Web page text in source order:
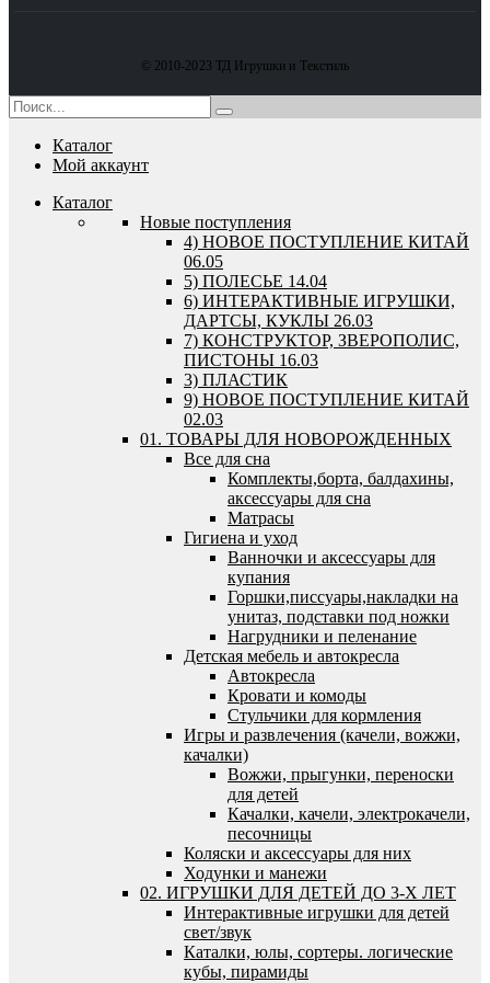
© 2010-2023 ТД Игрушки и Текстиль
Каталог
Мой аккаунт
Каталог
Новые поступления
4) НОВОЕ ПОСТУПЛЕНИЕ КИТАЙ
06.05
5) ПОЛЕСЬЕ 14.04
6) ИНТЕРАКТИВНЫЕ ИГРУШКИ,
ДАРТСЫ, КУКЛЫ 26.03
7) КОНСТРУКТОР, ЗВЕРОПОЛИС,
ПИСТОНЫ 16.03
3) ПЛАСТИК
9) НОВОЕ ПОСТУПЛЕНИЕ КИТАЙ
02.03
01. ТОВАРЫ ДЛЯ НОВОРОЖДЕННЫХ
Все для сна
Комплекты,борта, балдахины,
аксессуары для сна
Матрасы
Гигиена и уход
Ванночки и аксессуары для
купания
Горшки,писсуары,накладки на
унитаз, подставки под ножки
Нагрудники и пеленание
Детская мебель и автокресла
Автокресла
Кровати и комоды
Стульчики для кормления
Игры и развлечения (качели, вожжи,
качалки)
Вожжи, прыгунки, переноски
для детей
Качалки, качели, электрокачели,
песочницы
Коляски и аксессуары для них
Ходунки и манежи
02. ИГРУШКИ ДЛЯ ДЕТЕЙ ДО 3-Х ЛЕТ
Интерактивные игрушки для детей
свет/звук
Каталки, юлы, сортеры. логические
кубы, пирамиды